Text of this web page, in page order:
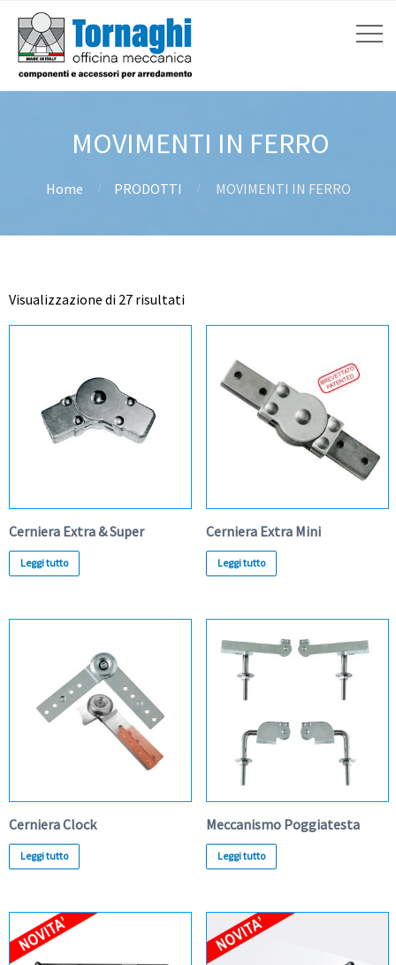
MOVIMENTI IN FERRO
Home PRODOTTI MOVIMENTI IN FERRO
Visualizzazione di 27 risultati
Cerniera Extra & Super
Leggi tutto
Cerniera Extra Mini
Leggi tutto
Cerniera Clock
Leggi tutto
Meccanismo Poggiatesta
Leggi tutto